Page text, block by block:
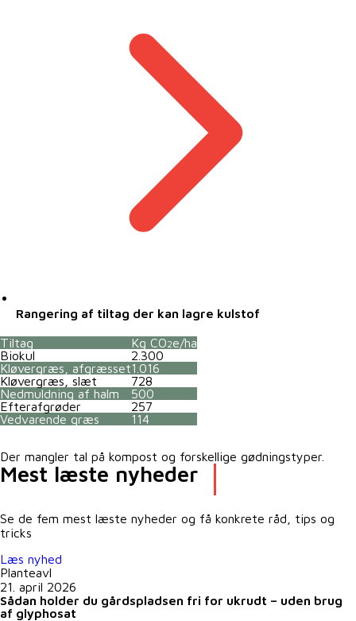
Rangering af tiltag der kan lagre kulstof
Tiltag Kg CO2e/ha
Biokul
2.300
Kløvergræs, afgræsset1.016
Kløvergræs, slæt
728
Nedmuldning af halm
500
Efterafgrøder
257
Vedvarende græs
114
Der mangler tal på kompost og forskellige gødningstyper.
Mest læste nyheder
Se de fem mest læste nyheder og få konkrete råd, tips og
tricks
Læs nyhed
Planteavl
21. april 2026
Sådan holder du gårdspladsen fri for ukrudt – uden brug
af glyphosat